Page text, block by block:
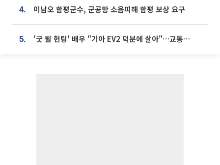
4. 이남오 함평군수, 군공항 소음피해 함평 보상 요구
5. '굿 윌 헌팅' 배우 "기아 EV2 덕분에 살아"…교통사고 후 안전성 극찬